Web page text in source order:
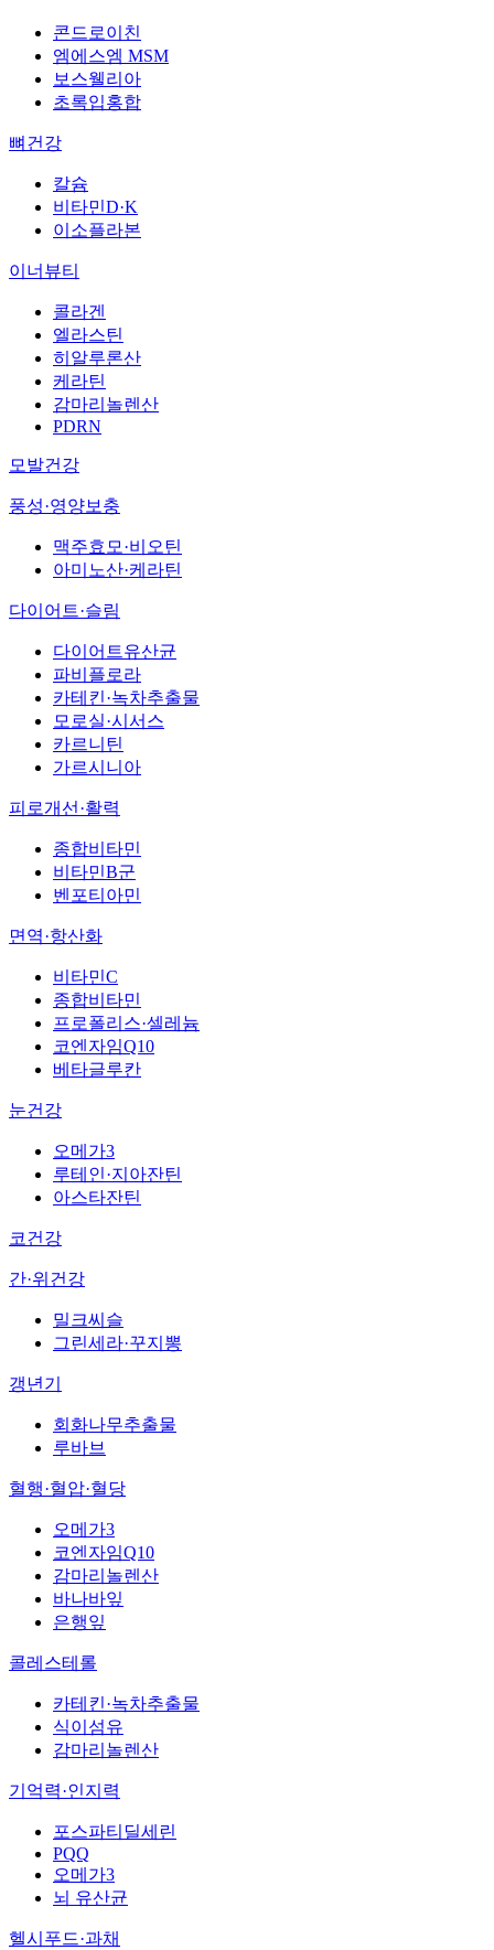
콘드로이친
엠에스엠 MSM
보스웰리아
초록입홍합
뼈건강
칼슘
비타민D·K
이소플라본
이너뷰티
콜라겐
엘라스틴
히알루론산
케라틴
감마리놀렌산
PDRN
모발건강
풍성·영양보충
맥주효모·비오틴
아미노산·케라틴
다이어트·슬림
다이어트유산균
파비플로라
카테킨·녹차추출물
모로실·시서스
카르니틴
가르시니아
피로개선·활력
종합비타민
비타민B군
벤포티아민
면역·항산화
비타민C
종합비타민
프로폴리스·셀레늄
코엔자임Q10
베타글루칸
눈건강
오메가3
루테인·지아잔틴
아스타잔틴
코건강
간·위건강
밀크씨슬
그린세라·꾸지뽕
갱년기
회화나무추출물
루바브
혈행·혈압·혈당
오메가3
코엔자임Q10
감마리놀렌산
바나바잎
은행잎
콜레스테롤
카테킨·녹차추출물
식이섬유
감마리놀렌산
기억력·인지력
포스파티딜세린
PQQ
오메가3
뇌 유산균
헬시푸드·과채